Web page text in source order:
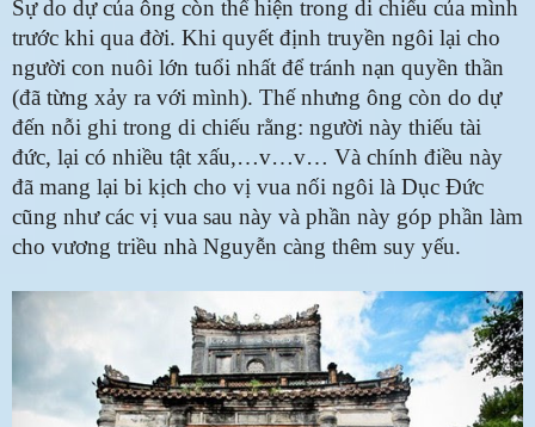
Sự do dự của ông còn thể hiện trong di chiếu của mình
trước khi qua đời. Khi quyết định truyền ngôi lại cho
người con nuôi lớn tuổi nhất để tránh nạn quyền thần
(đã từng xảy ra với mình). Thế nhưng ông còn do dự
đến nỗi ghi trong di chiếu rằng: người này thiếu tài
đức, lại có nhiều tật xấu,…v…v… Và chính điều này
đã mang lại bi kịch cho vị vua nối ngôi là Dục Đức
cũng như các vị vua sau này và phần này góp phần làm
cho vương triều nhà Nguyễn càng thêm suy yếu.